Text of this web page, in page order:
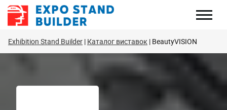
Перейти
Exhibition Stand Builder Каталог виставок BeautyVISION